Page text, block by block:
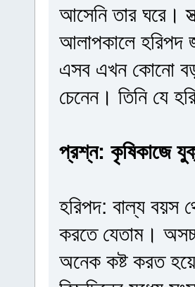
আসেনি তার ঘরে।
আলাপকালে হরিপদ
এসব এখন কোনো বড়
চেনেন। তিনি যে
প্রশ্ন: কৃষিকাজে
হরিপদ: বাল্য বয়স
করতে যেতাম।
অনেক কষ্ট করত